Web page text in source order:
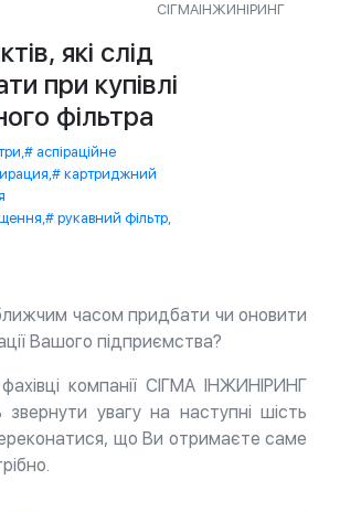
СІГМАІНЖИНІРИНГ
які слід
при купівлі
фільтра
,
аспіраційне
,
картриджний
, рукавний фільтр,
часом придбати чи оновити
Вашого підприємства?
компанії СІГМА ІНЖИНІРИНГ
увагу на наступні шість
що Ви отримаєте саме